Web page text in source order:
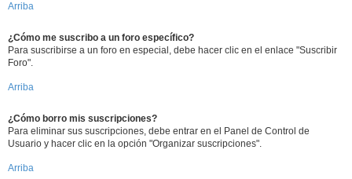
Arriba
¿Cómo me suscribo a un foro específico?
Para suscribirse a un foro en especial, debe hacer clic en el enlace "Suscribir
Foro".
Arriba
¿Cómo borro mis suscripciones?
Para eliminar sus suscripciones, debe entrar en el Panel de Control de
Usuario y hacer clic en la opción "Organizar suscripciones".
Arriba